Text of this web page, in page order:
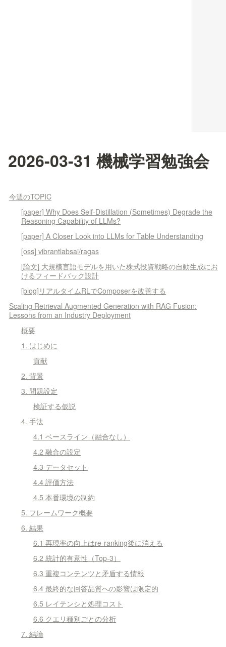
2026-03-31 機械学習勉強会
今週のTOPIC
[paper] Why Does Self-Distillation (Sometimes) Degrade the
Reasoning Capability of LLMs?
[paper] A Closer Look into LLMs for Table Understanding
[oss] vibrantlabsai/ragas
[論文] 大規模言語モデルを用いた株式投資戦略の自動生成にお
けるフィードバック設計
[blog]リアルタイムRLでComposerを改善する
Scaling Retrieval Augmented Generation with RAG Fusion:
Lessons from an Industry Deployment
概要
1. はじめに
貢献
2. 背景
3. 問題設定
検証する仮説
4. 手法
4.1 ベースライン（融合なし）
4.2 融合の設定
4.3 データセット
4.4 評価方法
4.5 本番環境の制約
5. フレームワーク概要
6. 結果
6.1 再現率の向上はre-ranking後に消える
6.2 統計的有意性（Top-3）
6.3 重複コンテンツと矛盾する情報
6.4 最終的な回答品質への影響は限定的
6.5 レイテンシと処理コスト
6.6 クエリ種別ごとの分析
7. 結論